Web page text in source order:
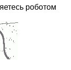
роботом